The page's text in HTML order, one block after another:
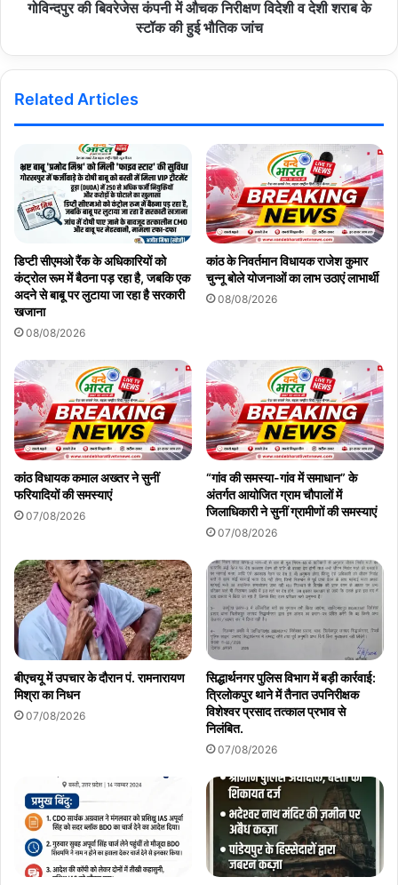
कार्रवाई नहीं हुई है। उनका कहना है कि डिप्टी सीएमओ के संरक्षण के कारण इन
बनाकर इस पूरे मामले की निष्पक्ष जांच हो और डा. एके चौधरी तथा सेंटर मालिकों
के खिलाफ सख्त कार्रवाई की जाए।
सेंटरों के खिलाफ उच्च स्तरीय टीम बनाकर कार्रवाई की जाए। क्या प्रशासन अब
भी कुंभकर्णी नींद में सोता रहेगा, या जनता की इस ‘लड़ाकू’ आवाज को कोई ठोस
परिणाम मिलेगा?
गोविन्दपुर की बिवरेजेस कंपनी में औचक निरीक्षण विदेशी व देशी शराब के
स्टॉक की हुई भौतिक जांच
Related Articles
डिप्टी सीएमओ रैंक के अधिकारियों को
कंट्रोल रूम में बैठना पड़ रहा है, जबकि एक
अदने से बाबू पर लुटाया जा रहा है सरकारी
खजाना
08/08/2026
कांठ के निवर्तमान विधायक राजेश कुमार
चुन्नू बोले योजनाओं का लाभ उठाएं लाभार्थी
08/08/2026
कांठ विधायक कमाल अख्तर ने सुनीं
फरियादियों की समस्याएं
07/08/2026
“गांव की समस्या-गांव में समाधान” के
अंतर्गत आयोजित ग्राम चौपालों में
जिलाधिकारी ने सुनीं ग्रामीणों की समस्याएं
07/08/2026
बीएचयू में उपचार के दौरान पं. रामनारायण
मिश्रा का निधन
07/08/2026
सिद्धार्थनगर पुलिस विभाग में बड़ी कार्रवाई:
त्रिलोकपुर थाने में तैनात उपनिरीक्षक
विशेश्वर प्रसाद तत्काल प्रभाव से
निलंबित.
07/08/2026